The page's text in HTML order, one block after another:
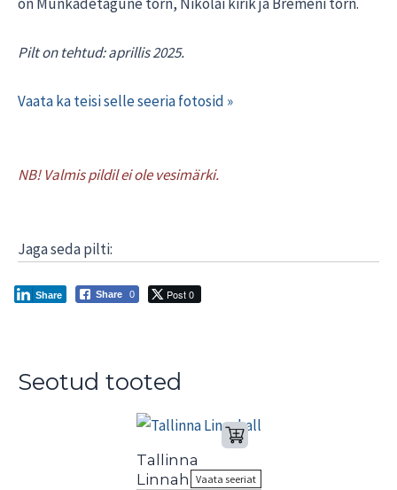
Pilt on tehtud: aprillis 2025.
Vaata ka teisi selle seeria fotosid »
NB! Valmis pildil ei ole vesimärki.
Jaga seda pilti:
Share 0 Post 0
Share
Seotud tooted
Tallinna
LinnahallVaata seeriat